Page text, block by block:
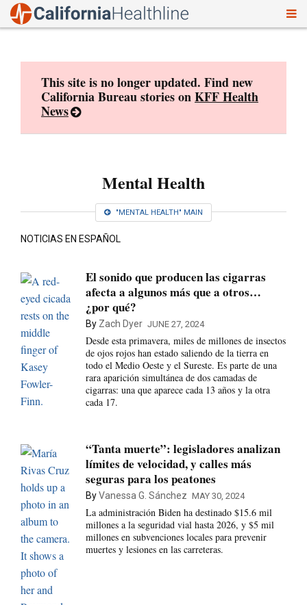
This site is no longer updated. Find new
California Bureau stories onKFF Health
News
Mental Health
"MENTAL HEALTH" MAIN
NOTICIAS EN ESPAÑOL
El sonido que producen las cigarras
afecta a algunos más que a otros…
¿por qué?
By Zach Dyer JUNE 27, 2024
Desde esta primavera, miles de millones de insectos
de ojos rojos han estado saliendo de la tierra en
todo el Medio Oeste y el Sureste. Es parte de una
rara aparición simultánea de dos camadas de
cigarras: una que aparece cada 13 años y la otra
cada 17.
“Tanta muerte”: legisladores analizan
límites de velocidad, y calles más
seguras para los peatones
ByVanessa G. Sánchez MAY 30, 2024
La administración Biden ha destinado $15.6 mil
millones a la seguridad vial hasta 2026, y $5 mil
millones en subvenciones locales para prevenir
muertes y lesiones en las carreteras.